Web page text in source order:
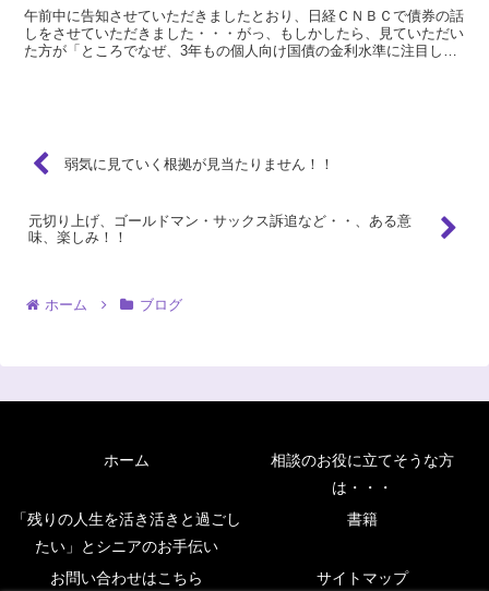
午前中に告知させていただきましたとおり、日経ＣＮＢＣで債券の話
しをさせていただきました・・・がっ、もしかしたら、見ていただい
た方が「ところでなぜ、3年もの個人向け国債の金利水準に注目して
弱気に見ていく根拠が見当たりません！！
元切り上げ、ゴールドマン・サックス訴追など・・、ある意
味、楽しみ！！
ホーム ブログ
ホーム
相談のお役に立てそうな方
は・・・
「残りの人生を活き活きと過ごし
たい」とシニアのお手伝い
書籍
お問い合わせはこちら サイトマップ